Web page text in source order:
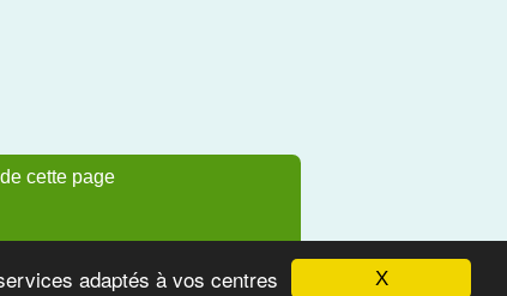
X
adaptés à vos centres
cette page